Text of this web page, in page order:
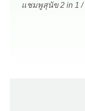
แชมพูสุนัข 2 in 1 /